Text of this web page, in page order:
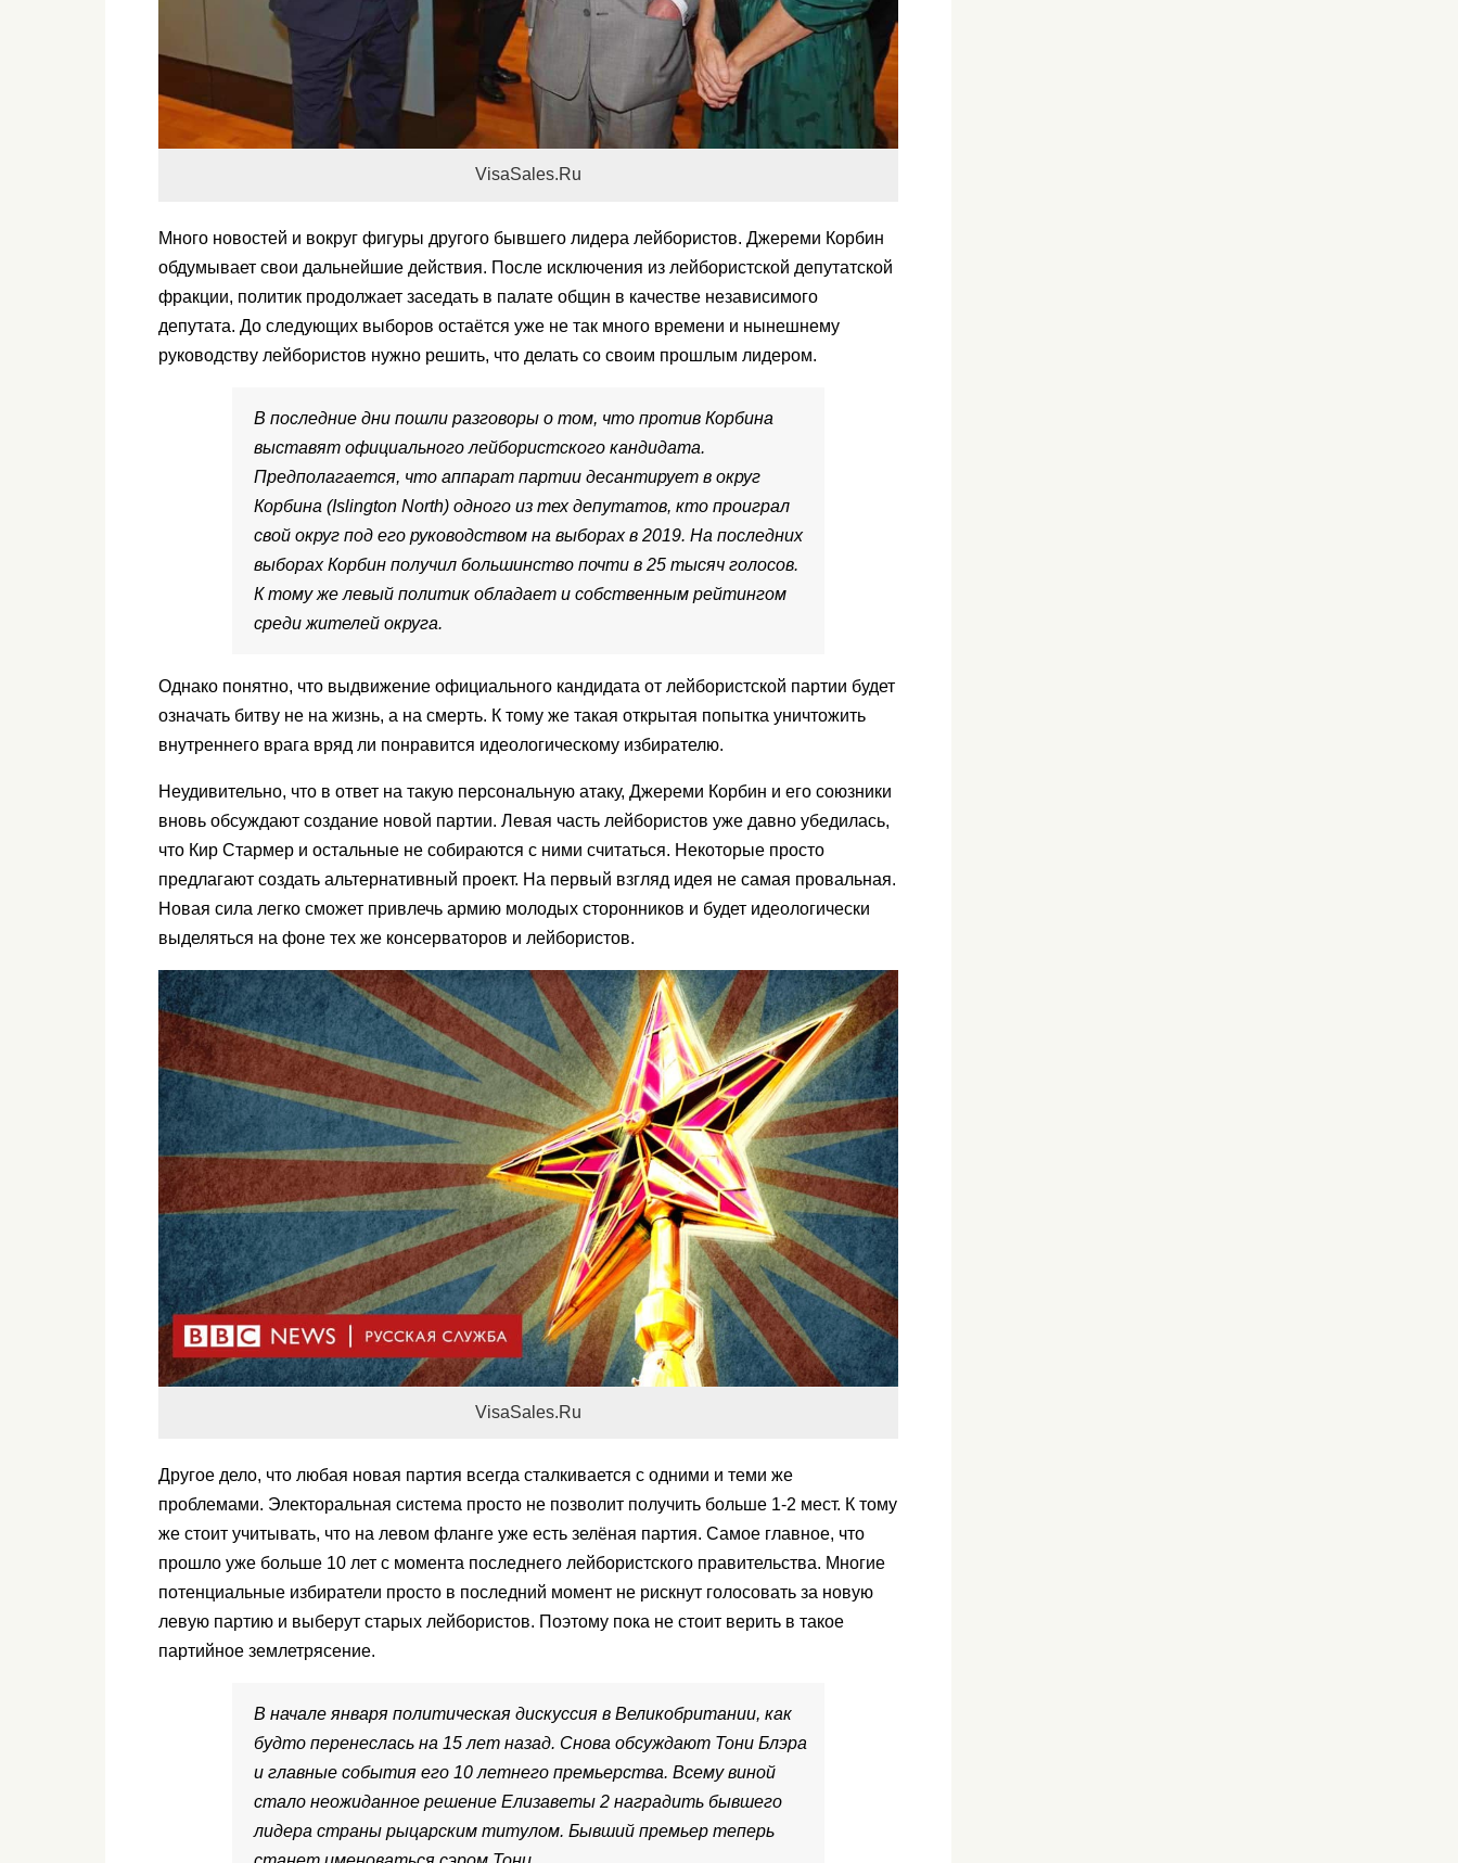
VisaSales.Ru
Много новостей и вокруг фигуры другого бывшего лидера лейбористов. Джереми Корбин
обдумывает свои дальнейшие действия. После исключения из лейбористской депутатской
фракции, политик продолжает заседать в палате общин в качестве независимого
депутата. До следующих выборов остаётся уже не так много времени и нынешнему
руководству лейбористов нужно решить, что делать со своим прошлым лидером.
В последние дни пошли разговоры о том, что против Корбина
выставят официального лейбористского кандидата.
Предполагается, что аппарат партии десантирует в округ
Корбина (Islington North) одного из тех депутатов, кто проиграл
свой округ под его руководством на выборах в 2019. На последних
выборах Корбин получил большинство почти в 25 тысяч голосов.
К тому же левый политик обладает и собственным рейтингом
среди жителей округа.
Однако понятно, что выдвижение официального кандидата от лейбористской партии будет
означать битву не на жизнь, а на смерть. К тому же такая открытая попытка уничтожить
внутреннего врага вряд ли понравится идеологическому избирателю.
Неудивительно, что в ответ на такую персональную атаку, Джереми Корбин и его союзники
вновь обсуждают создание новой партии. Левая часть лейбористов уже давно убедилась,
что Кир Стармер и остальные не собираются с ними считаться. Некоторые просто
предлагают создать альтернативный проект. На первый взгляд идея не самая провальная.
Новая сила легко сможет привлечь армию молодых сторонников и будет идеологически
выделяться на фоне тех же консерваторов и лейбористов.
VisaSales.Ru
Другое дело, что любая новая партия всегда сталкивается с одними и теми же
проблемами. Электоральная система просто не позволит получить больше 1-2 мест. К тому
же стоит учитывать, что на левом фланге уже есть зелёная партия. Самое главное, что
прошло уже больше 10 лет с момента последнего лейбористского правительства. Многие
потенциальные избиратели просто в последний момент не рискнут голосовать за новую
левую партию и выберут старых лейбористов. Поэтому пока не стоит верить в такое
партийное землетрясение.
В начале января политическая дискуссия в Великобритании, как
будто перенеслась на 15 лет назад. Снова обсуждают Тони Блэра
и главные события его 10 летнего премьерства. Всему виной
стало неожиданное решение Елизаветы 2 наградить бывшего
лидера страны рыцарским титулом. Бывший премьер теперь